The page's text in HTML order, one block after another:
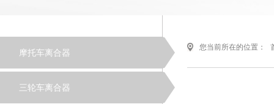
摩托车离合器
三轮车离合器
您当前所在的位置：